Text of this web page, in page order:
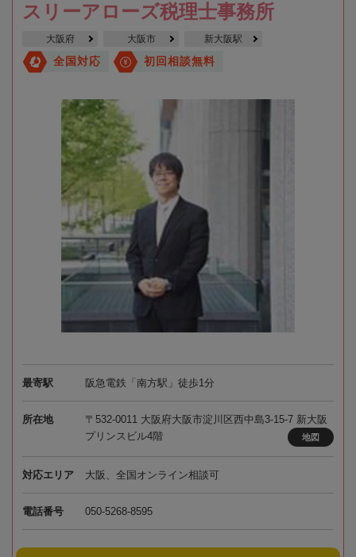
スリーアローズ税理士事務所
大阪府 大阪市 新大阪駅
全国対応 初回相談無料
最寄駅 阪急電鉄「南方駅」徒歩1分
所在地
〒532-0011 大阪府大阪市淀川区西中島3-15-7 新大阪
プリンスビル4階
地図
対応エリア 大阪、全国オンライン相談可
電話番号 050-5268-8595